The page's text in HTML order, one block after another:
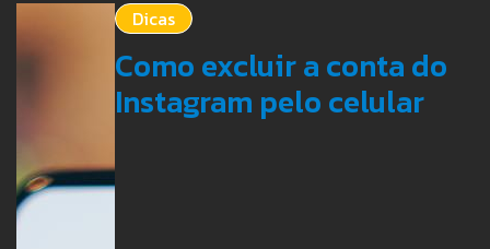
Dicas
Como excluir a conta do
Instagram pelo celular